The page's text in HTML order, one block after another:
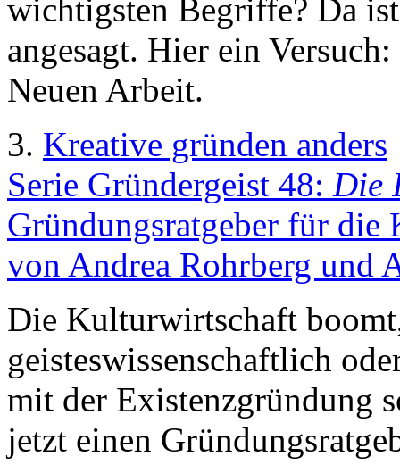
wichtigsten Begriffe? Da
angesagt. Hier ein
Neuen Arbeit.
3. Kreative gründen anders
Serie Gründergeist 48: Die
Gründungsratgeber für
von Andrea Rohrberg und
Die Kulturwirtschaft
geisteswissenschaftlich
mit der Existenzgründung
jetzt einen